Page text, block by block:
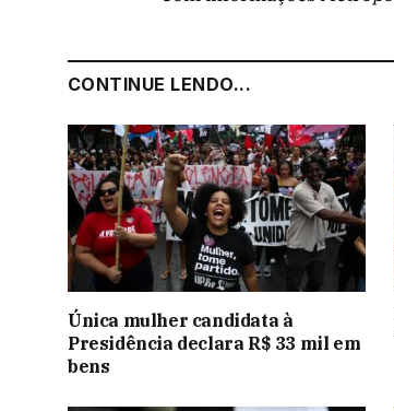
CONTINUE LENDO...
Única mulher candidata à
Presidência declara R$ 33 mil em
bens